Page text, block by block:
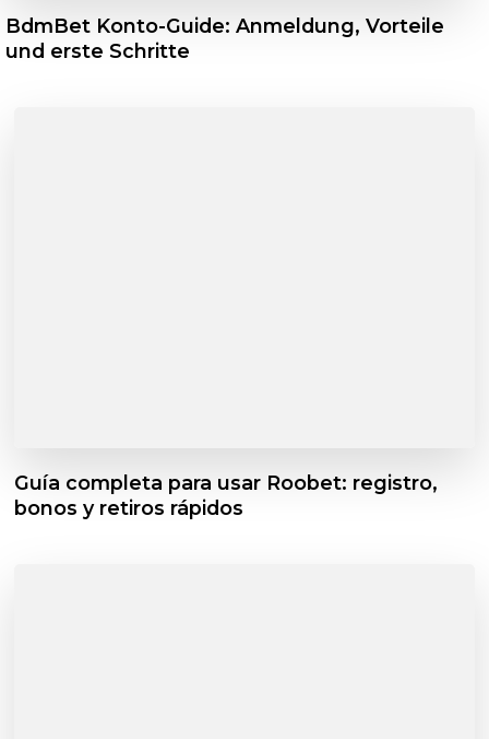
BdmBet Konto-Guide: Anmeldung, Vorteile
und erste Schritte
Guía completa para usar Roobet: registro,
bonos y retiros rápidos